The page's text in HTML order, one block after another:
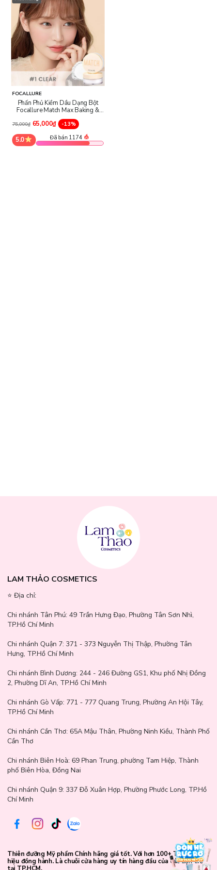
Màu 1 - Clear: phù hợp với mọi tone da
Màu 2 - Ivory: phù hợp với tone da hồng đến trắng hồng
đậm.
FOCALLURE
Phấn Phủ Kiềm Dầu Dạng Bột
Focallure Match Max Baking &
Setting Matte Loose Powder
75,000₫ 65,000₫ -13%
5.0 Đã bán 1174
LAM THẢO COSMETICS
⭐️ Địa chỉ:
Chi nhánh Tân Phú: 49 Trần Hưng Đạo, Phường Tân Sơn Nhì,
TP.Hồ Chí Minh
Chi nhánh Quận 7: 371 - 373 Nguyễn Thị Thập, Phường Tân
Hưng, TP.Hồ Chí Minh
Chi nhánh Bình Dương: 244 - 246 Đường GS1, Khu phố Nhị Đồng
2, Phường Dĩ An, TP.Hồ Chí Minh
Chi nhánh Gò Vấp: 771 - 777 Quang Trung, Phường An Hội Tây,
TP.Hồ Chí Minh
Chi nhánh Cần Thơ: 65A Mậu Thân, Phường Ninh Kiều, Thành Phố
Cần Thơ
Chi nhánh Biên Hoà: 69 Phan Trung, phường Tam Hiệp, Thành
phố Biên Hòa, Đồng Nai
Chi nhánh Quận 9: 337 Đỗ Xuân Hợp, Phường Phước Long, TP.Hồ
Chí Minh
Thiên đưỡng Mỹ phẩm Chính hãng giá tốt. Với hơn 100+ Thương
hiệu đồng hành. Là chuỗi cửa hàng uy tín hàng đầu của các bạn trẻ